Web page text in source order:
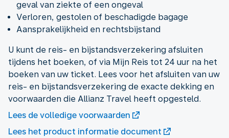
geval van ziekte of een ongeval
Verloren, gestolen of beschadigde bagage
Aansprakelijkheid en rechtsbijstand
U kunt de reis- en bijstandsverzekering afsluiten
tijdens het boeken, of via Mijn Reis tot 24 uur na het
boeken van uw ticket. Lees voor het afsluiten van uw
reis- en bijstandsverzekering de exacte dekking en
voorwaarden die Allianz Travel heeft opgesteld.
Lees de volledige voorwaarden
Lees het product informatie document